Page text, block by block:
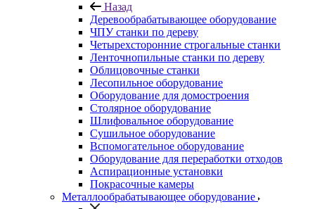
Назад
Деревообрабатывающее оборудование
ЧПУ станки по дереву
Четырехсторонние строгальные станки
Ленточнопильные станки по дереву
Облицовочные станки
Лесопильное оборудование
Оборудование для домостроения
Столярное оборудование
Шлифовальное оборудование
Сушильное оборудование
Вспомогательное оборудование
Оборудование для переработки отходов
Аспирационные установки
Покрасочные камеры
Металлообрабатывающее оборудование